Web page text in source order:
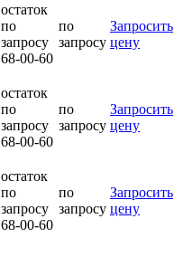
остаток
по
запросу
68-00-60
по
запросу
Запросить
цену
остаток
по
запросу
68-00-60
по
запросу
Запросить
цену
остаток
по
запросу
68-00-60
по
запросу
Запросить
цену